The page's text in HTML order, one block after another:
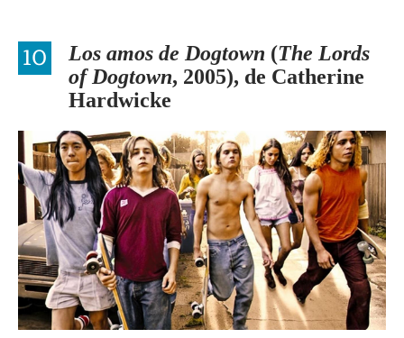
10 Los amos de Dogtown (The Lords
of Dogtown, 2005), de Catherine
Hardwicke